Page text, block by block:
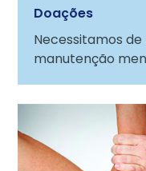
Doações
Necessitamos
manutenção